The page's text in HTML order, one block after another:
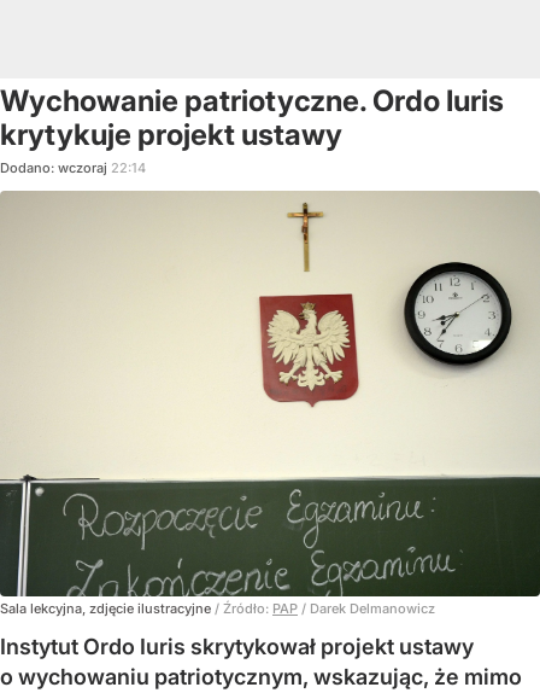
Wychowanie patriotyczne. Ordo Iuris
krytykuje projekt ustawy
Dodano: wczoraj 22:14
Sala lekcyjna, zdjęcie ilustracyjne / Źródło: PAP / Darek Delmanowicz
Instytut Ordo Iuris skrytykował projekt ustawy
o wychowaniu patriotycznym, wskazując, że mimo